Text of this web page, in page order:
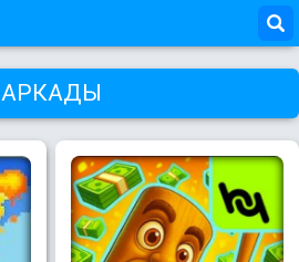
АРКАДЫ